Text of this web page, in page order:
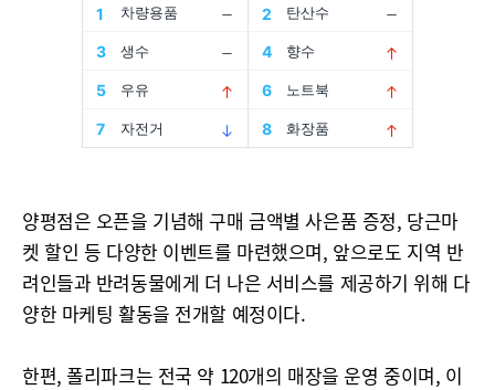
양평점은 오픈을 기념해 구매 금액별 사은품 증정, 당근마
켓 할인 등 다양한 이벤트를 마련했으며, 앞으로도 지역 반
려인들과 반려동물에게 더 나은 서비스를 제공하기 위해 다
양한 마케팅 활동을 전개할 예정이다.
한편, 폴리파크는 전국 약 120개의 매장을 운영 중이며, 이